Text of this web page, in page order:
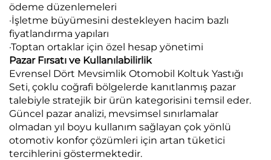
ödeme düzenlemeleri
·İşletme büyümesini destekleyen hacim bazlı
fiyatlandırma yapıları
·Toptan ortaklar için özel hesap yönetimi
Pazar Fırsatı ve Kullanılabilirlik
Evrensel Dört Mevsimlik Otomobil Koltuk Yastığı
Seti, çoklu coğrafi bölgelerde kanıtlanmış pazar
talebiyle stratejik bir ürün kategorisini temsil eder.
Güncel pazar analizi, mevsimsel sınırlamalar
olmadan yıl boyu kullanım sağlayan çok yönlü
otomotiv konfor çözümleri için artan tüketici
tercihlerini göstermektedir.